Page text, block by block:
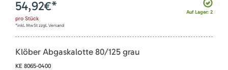
Auf Lager: 2
54,92€*
pro Stück
*inkl. MwSt zzgl. Versand
Klöber Abgaskalotte 80/125 grau
KE 8065-0400